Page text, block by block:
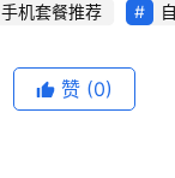
手机套餐推荐
赞 (0)